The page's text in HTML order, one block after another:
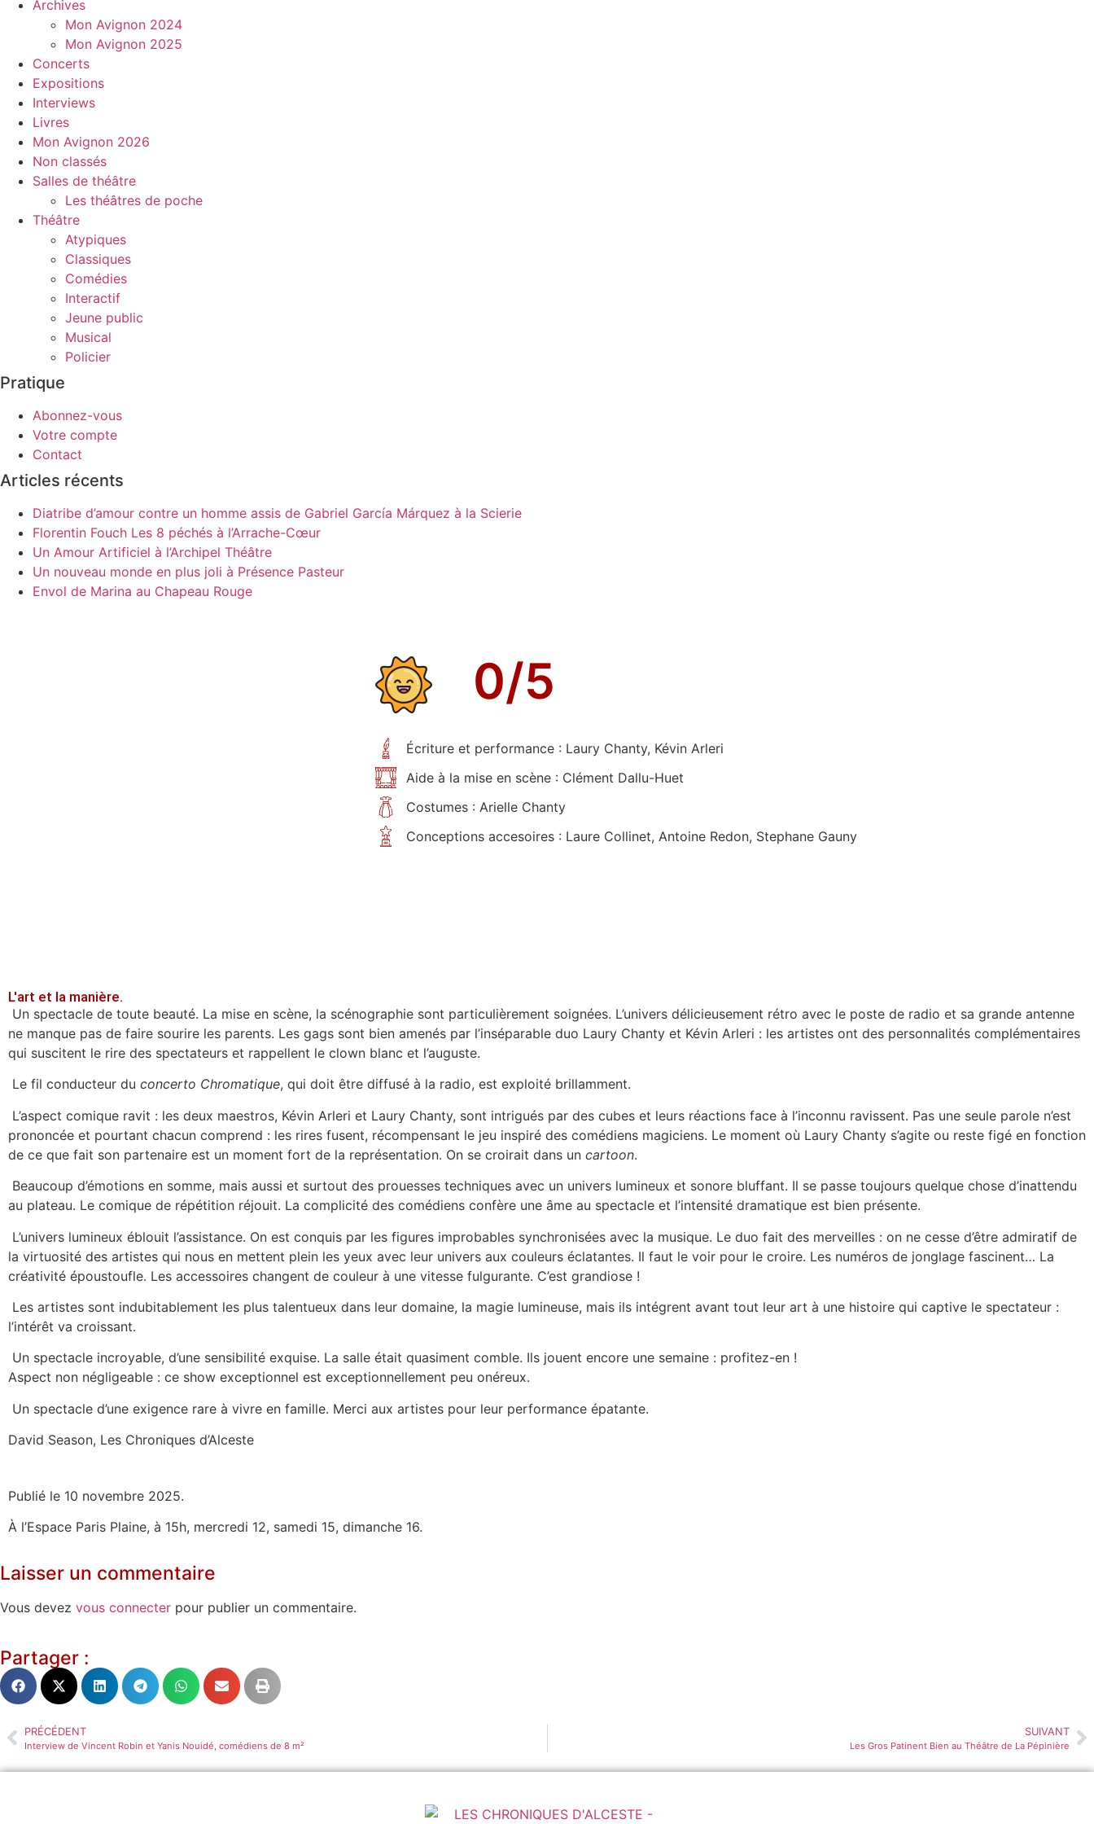
Archives
Mon Avignon 2024
Mon Avignon 2025
Concerts
Expositions
Interviews
Livres
Mon Avignon 2026
Non classés
Salles de théâtre
Les théâtres de poche
Théâtre
Atypiques
Classiques
Comédies
Interactif
Jeune public
Musical
Policier
Pratique
Abonnez-vous
Votre compte
Contact
Articles récents
Diatribe d’amour contre un homme assis de Gabriel García Márquez à la Scierie
Florentin Fouch Les 8 péchés à l’Arrache-Cœur
Un Amour Artificiel à l’Archipel Théâtre
Un nouveau monde en plus joli à Présence Pasteur
Envol de Marina au Chapeau Rouge
0/5
Écriture et performance : Laury Chanty, Kévin Arleri
Aide à la mise en scène : Clément Dallu-Huet
Costumes : Arielle Chanty
Conceptions accesoires : Laure Collinet, Antoine Redon, Stephane Gauny
L'art et la manière.
Un spectacle de toute beauté. La mise en scène, la scénographie sont particulièrement soignées. L’univers délicieusement rétro avec le poste de radio et sa grande antenne
ne manque pas de faire sourire les parents. Les gags sont bien amenés par l’inséparable duo Laury Chanty et Kévin Arleri : les artistes ont des personnalités complémentaires
qui suscitent le rire des spectateurs et rappellent le clown blanc et l’auguste.
Le fil conducteur du concerto Chromatique, qui doit être diffusé à la radio, est exploité brillamment.
L’aspect comique ravit : les deux maestros, Kévin Arleri et Laury Chanty, sont intrigués par des cubes et leurs réactions face à l’inconnu ravissent. Pas une seule parole n’est
prononcée et pourtant chacun comprend : les rires fusent, récompensant le jeu inspiré des comédiens magiciens. Le moment où Laury Chanty s’agite ou reste figé en fonction
de ce que fait son partenaire est un moment fort de la représentation. On se croirait dans un cartoon.
Beaucoup d’émotions en somme, mais aussi et surtout des prouesses techniques avec un univers lumineux et sonore bluffant. Il se passe toujours quelque chose d’inattendu
au plateau. Le comique de répétition réjouit. La complicité des comédiens confère une âme au spectacle et l’intensité dramatique est bien présente.
L’univers lumineux éblouit l’assistance. On est conquis par les figures improbables synchronisées avec la musique. Le duo fait des merveilles : on ne cesse d’être admiratif de
la virtuosité des artistes qui nous en mettent plein les yeux avec leur univers aux couleurs éclatantes. Il faut le voir pour le croire. Les numéros de jonglage fascinent… La
créativité époustoufle. Les accessoires changent de couleur à une vitesse fulgurante. C’est grandiose !
Les artistes sont indubitablement les plus talentueux dans leur domaine, la magie lumineuse, mais ils intégrent avant tout leur art à une histoire qui captive le spectateur :
l’intérêt va croissant.
Un spectacle incroyable, d’une sensibilité exquise. La salle était quasiment comble. Ils jouent encore une semaine : profitez-en !
Aspect non négligeable : ce show exceptionnel est exceptionnellement peu onéreux.
Un spectacle d’une exigence rare à vivre en famille. Merci aux artistes pour leur performance épatante.
David Season, Les Chroniques d’Alceste
Publié le 10 novembre 2025.
À l’Espace Paris Plaine, à 15h, mercredi 12, samedi 15, dimanche 16.
Laisser un commentaire
Vous devez vous connecter pour publier un commentaire.
Partager :
PRÉCÉDENT
Interview de Vincent Robin et Yanis Nouidé, comédiens de 8 m²
SUIVANT
Les Gros Patinent Bien au Théâtre de La Pépinière